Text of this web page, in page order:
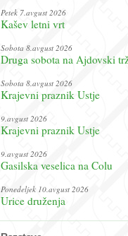
Petek 7.avgust 2026
Kašev letni vrt
Sobota 8.avgust 2026
Druga sobota na Ajdovski
Sobota 8.avgust 2026
Krajevni praznik Ustje
9.avgust 2026
Krajevni praznik Ustje
9.avgust 2026
Gasilska veselica na Colu
Ponedeljek 10.avgust 2026
Urice druženja